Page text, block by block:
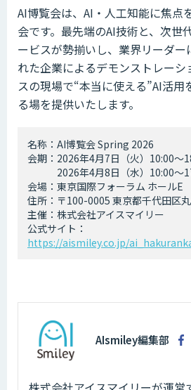
AI博覧会は、AI・人工知能に焦点
会です。最先端のAI技術と、次世
ービスが勢揃いし、業界リーダー
れた企業によるデモンストレー
スの現場で“本当に使える”AI活用
る場を提供いたします。
名称：AI博覧会 Spring 2026
会期：2026年4月7日（火）10:00～
2026年4月8日（水）10:00～
会場：東京国際フォーラム ホールE
住所：〒100-0005 東京都千代田区
主催：株式会社アイスマイリー
公式サイト：
https://aismiley.co.jp/
AIsmiley編集部